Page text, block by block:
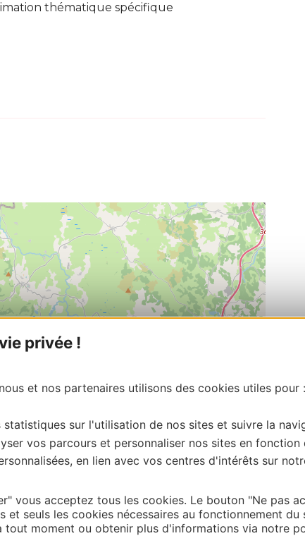
privée !
et nos partenaires utilisons des cookies utiles pour :
sur l'utilisation de nos sites et suivre la
vos parcours et personnaliser nos sites en
en lien avec vos centres d'intérêts sur
vous acceptez tous les cookies. Le bouton "Ne pas
seuls les cookies nécessaires au fonctionnement du
moment ou obtenir plus d'informations via notre
thématique spécifique
cette activité?
DE TOURISME DE LAGUIOLE.